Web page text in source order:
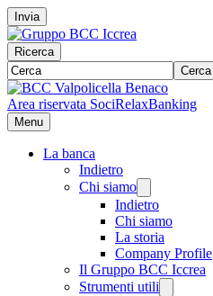
Invia
Ricerca
Cerca
Area riservata SociRelaxBanking
Menu
La banca
Indietro
Chi siamo
Indietro
Chi siamo
La storia
Company Profile
Il Gruppo BCC Iccrea
Strumenti utili